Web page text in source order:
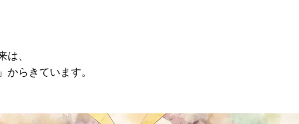
は、
からきています。